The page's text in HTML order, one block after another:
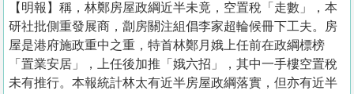
【明報】稱，林鄭房屋政綱近半未竟，空置稅「走數」，本
研社批側重發展商，劏房關注組倡李家超輪候冊下工夫。房
屋是港府施政重中之重，特首林鄭月娥上任前在政綱標榜
「置業安居」，上任後加推「娥六招」，其中一手樓空置稅
未有推行。本報統計林太有近半房屋政綱落實，但亦有近半